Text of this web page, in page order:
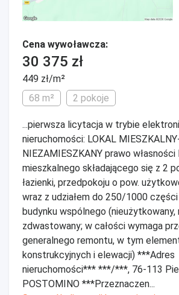
Cena wywoławcza:
30 375 zł
449 zł/m²
68 m²
2 pokoje
...pierwsza licytacja w trybie
nieruchomości: LOKAL
NIEZAMIESZKANY prawo własności
mieszkalnego składającego się z 2
łazienki, przedpokoju o pow.
wraz z udziałem do 250/1000
budynku wspólnego (nieużytkowany,
zdwastowany; w całości wymaga
generalnego remontu, w tym
konstrukcyjnych i elewacji) ***Adres
nieruchomości*** ***/***, 76-113
POSTOMINO ***Przeznaczen...